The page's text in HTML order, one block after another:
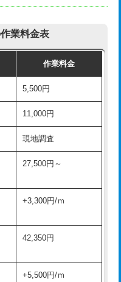
16,500円
現場見積
。
11,000円+材料費
13,200円
16,500円
16,500円
16,500円
3,300円
5,500円
11,000円
33,000円
業料金表
作業料金
5,500円
11,000円
現地調査
27,500円～
+3,300円/ｍ
42,350円
+5,500円/ｍ